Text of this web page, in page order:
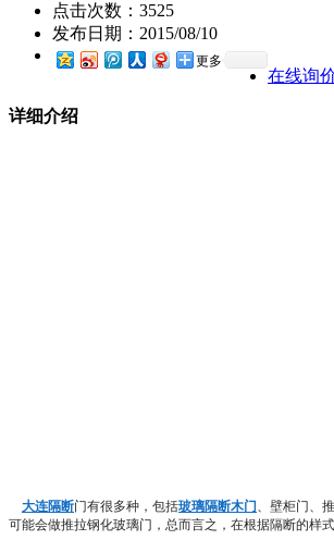
点击次数： 3525
发布日期： 2015/08/10
更多
在线询
详细介绍
大连隔断门有很多种，包括玻璃隔断木门 、壁柜门、
可能会做推拉钢化玻璃门，总而言之，在根据隔断的样